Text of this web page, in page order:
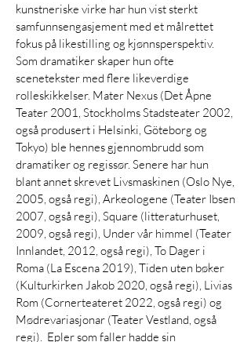
kunstneriske virke har hun vist sterkt
samfunnsengasjement med et målrettet
fokus på likestilling og kjønnsperspektiv.
Som dramatiker skaper hun ofte
scenetekster med flere likeverdige
rolleskikkelser. Mater Nexus (Det Åpne
Teater 2001, Stockholms Stadsteater 2002,
også produsert i Helsinki, Göteborg og
Tokyo) ble hennes gjennombrudd som
dramatiker og regissør. Senere har hun
blant annet skrevet Livsmaskinen (Oslo Nye,
2005, også regi), Arkeologene (Teater Ibsen
2007, også regi), Square (litteraturhuset,
2009, også regi), Under vår himmel (Teater
Innlandet, 2012, også regi), To Dager i
Roma (La Escena 2019), Tiden uten bøker
(Kulturkirken Jakob 2020, også regi), Livias
Rom (Cornerteateret 2022, også regi) og
Mødrevariasjonar (Teater Vestland, også
regi). Epler som faller hadde sin